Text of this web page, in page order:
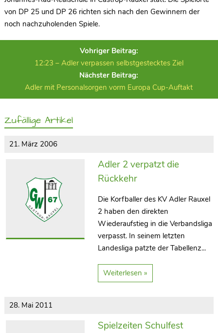
von DP 25 und DP 26 richten sich nach den Gewinnern der
noch nachzuholenden Spiele.
Vohriger Beitrag:
12:23 – Adler verpassen selbstgestecktes Ziel
Nächster Beitrag:
Adler mit Personalsorgen vorm Europa Cup-Auftakt
Zufällige Artikel
21. März 2006
Adler 2 verpatzt die
Rückkehr
Die Korfballer des KV Adler Rauxel
2 haben den direkten
Wiederaufstieg in die Verbandsliga
verpasst. In seinem letzten
Landesliga patzte der Tabellenz...
Weiterlesen »
28. Mai 2011
Spielzeiten Schulfest